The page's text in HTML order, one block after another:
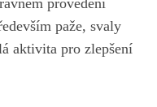
provedení
paže, svaly
aktivita pro zlepšení